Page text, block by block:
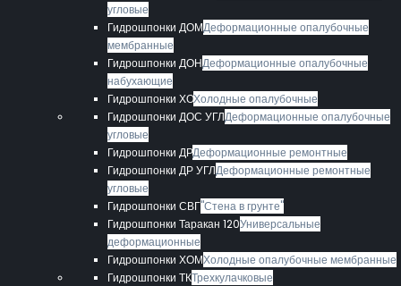
угловые
Гидрошпонки ДОМДеформационные опалубочные
мембранные
Гидрошпонки ДОНДеформационные опалубочные
набухающие
Гидрошпонки ХОХолодные опалубочные
Гидрошпонки ДОС УГЛДеформационные опалубочные
угловые
Гидрошпонки ДРДеформационные ремонтные
Гидрошпонки ДР УГЛДеформационные ремонтные
угловые
Гидрошпонки СВГ"Стена в грунте"
Гидрошпонки Таракан 120Универсальные
деформационные
Гидрошпонки ХОМХолодные опалубочные мембранные
Гидрошпонки ТКТрехкулачковые